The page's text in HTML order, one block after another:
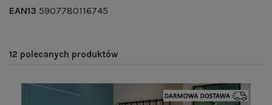
EAN13 5907780116745
12 polecanych produktów